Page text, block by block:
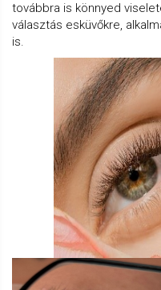
továbbra is könnyed
választás esküvőkre,
is.